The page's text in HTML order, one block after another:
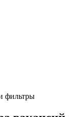
фильтры